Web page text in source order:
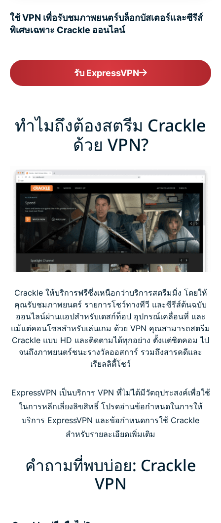
ใช้ VPN เพื่อรับชมภาพยนตร์บล็อกบัสเตอร์และซีรีส์
พิเศษเฉพาะ Crackle ออนไลน์
รับ ExpressVPN
ทำไมถึงต้องสตรีม Crackle
ด้วย VPN?
Crackle ให้บริการฟรีซึ่งเหนือกว่าบริการสตรีมมิ่ง โดยให้
คุณรับชมภาพยนตร์ รายการโชว์ทางทีวี และซีรีส์ต้นฉบับ
ออนไลน์ผ่านแอปสำหรับเดสก์ท็อป อุปกรณ์เคลื่อนที่ และ
แม้แต่คอนโซลสำหรับเล่นเกม ด้วย VPN คุณสามารถสตรีม
Crackle แบบ HD และติดตามได้ทุกอย่าง ตั้งแต่ซิตคอม ไป
จนถึงภาพยนตร์ชนะรางวัลออสการ์ รวมถึงสารคดีและ
เรียลลิตี้โชว์
ExpressVPN เป็นบริการ VPN ที่ไม่ได้มีวัตถุประสงค์เพื่อใช้
ในการหลีกเลี่ยงลิขสิทธิ์ โปรดอ่านข้อกำหนดในการให้
บริการ ExpressVPN และข้อกำหนดการใช้ Crackle
สำหรับรายละเอียดเพิ่มเติม
คำถามที่พบบ่อย: Crackle
VPN